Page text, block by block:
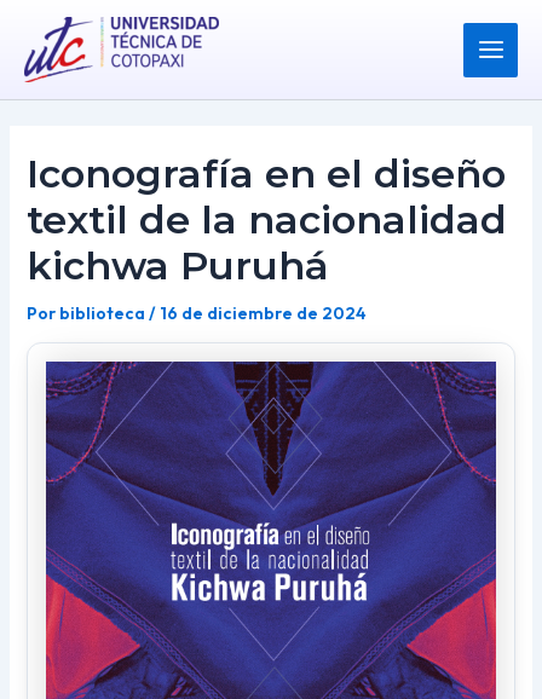
contenido
Main
Menu
Iconografía en el diseño
textil de la nacionalidad
kichwa Puruhá
Por biblioteca / 16 de diciembre de 2024
navigation